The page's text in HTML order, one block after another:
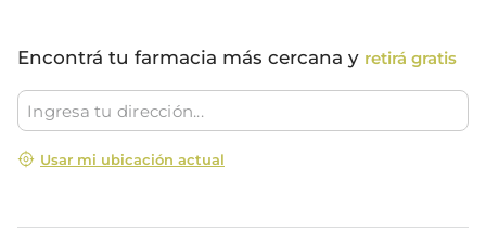
Encontrá tu farmacia más cercana y retirá gratis
Usar mi ubicación actual